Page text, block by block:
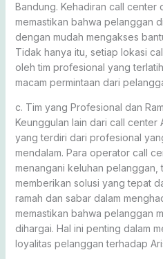
Bandung. Kehadiran call
memastikan bahwa pelanggan
dengan mudah mengakses
Tidak hanya itu, setiap lokasi
oleh tim profesional yang
macam permintaan dari
c. Tim yang Profesional dan
Keunggulan lain dari call center
yang terdiri dari profesional
mendalam. Para operator call
menangani keluhan pelanggan,
memberikan solusi yang tepat
ramah dan sabar dalam
memastikan bahwa pelanggan
dihargai. Hal ini penting dalam
loyalitas pelanggan terhadap